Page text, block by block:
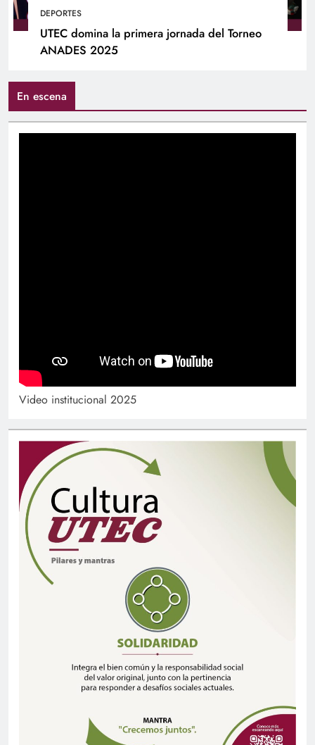
DEPORTES
UTEC domina la primera jornada del Torneo
ANADES 2025
En escena
Video institucional 2025